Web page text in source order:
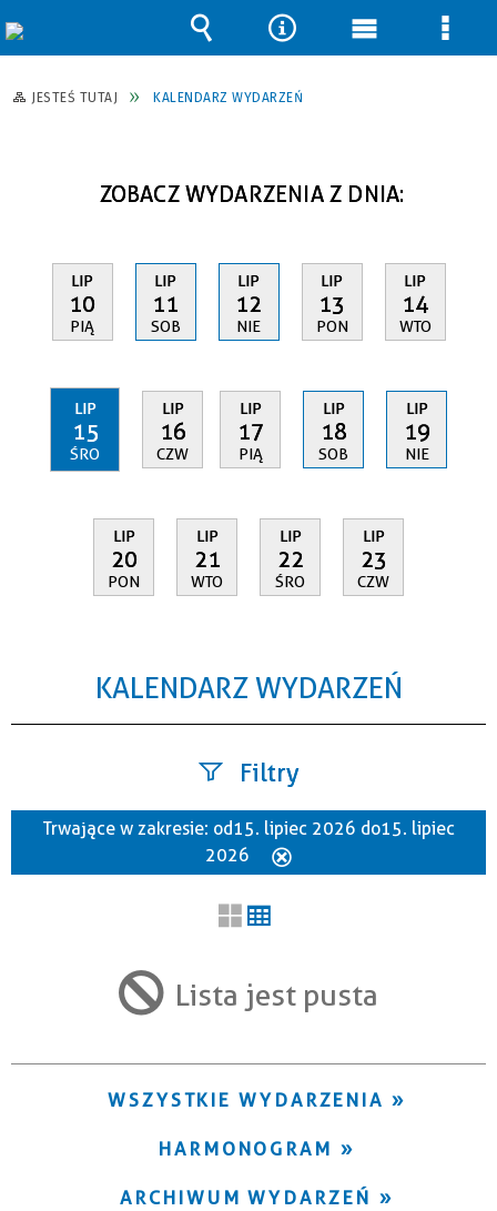
JESTEŚ TUTAJ KALENDARZ WYDARZEŃ
ZOBACZ WYDARZENIA Z DNIA:
LIP
10
PIĄ
LIP
11
SOB
LIP
12
NIE
LIP
13
PON
LIP
14
WTO
LIP
15
ŚRO
LIP
16
CZW
LIP
17
PIĄ
LIP
18
SOB
LIP
19
NIE
LIP
20
PON
LIP
21
WTO
LIP
22
ŚRO
LIP
23
CZW
KALENDARZ WYDARZEŃ
Filtry
Szukana fraza
Trwające w zakresie
Trwające w zakresie: od 15. lipiec 2026 do 15. lipiec
2026
Lista jest pusta
WSZYSTKIE WYDARZENIA
HARMONOGRAM
ARCHIWUM WYDARZEŃ
Wyszukiwarka
Narzędzia
Menu Menu